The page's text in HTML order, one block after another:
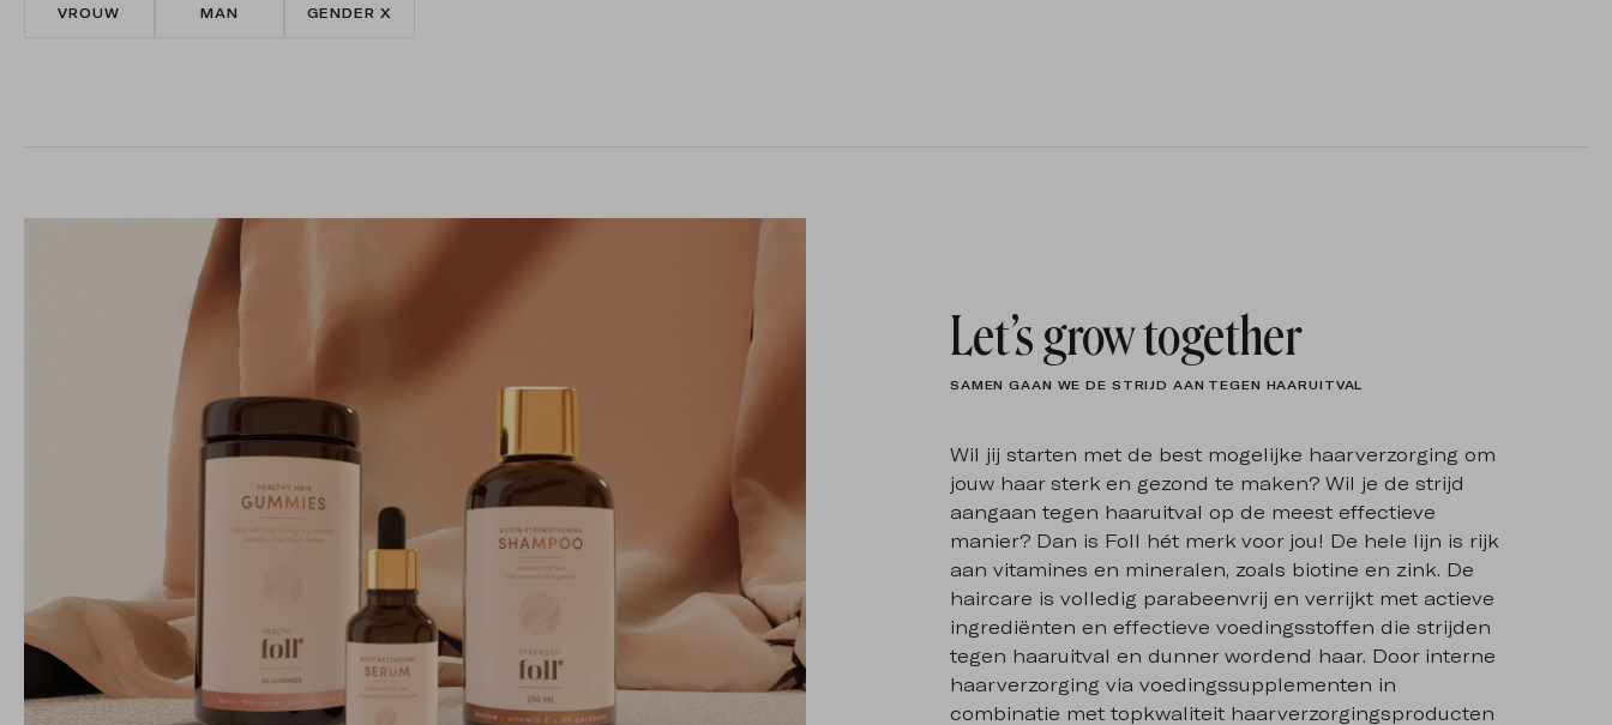
VROUW MAN GENDER X
Let’s grow together
SAMEN GAAN WE DE STRIJD AAN TEGEN HAARUITVAL
Wil jij starten met de best mogelijke haarverzorging om
jouw haar sterk en gezond te maken? Wil je de strijd
aangaan tegen haaruitval op de meest effectieve
manier? Dan is Foll hét merk voor jou! De hele lijn is rijk
aan vitamines en mineralen, zoals biotine en zink. De
haircare is volledig parabeenvrij en verrijkt met actieve
ingrediënten en effectieve voedingsstoffen die strijden
tegen haaruitval en dunner wordend haar. Door interne
haarverzorging via voedingssupplementen in
combinatie met topkwaliteit haarverzorgingsproducten